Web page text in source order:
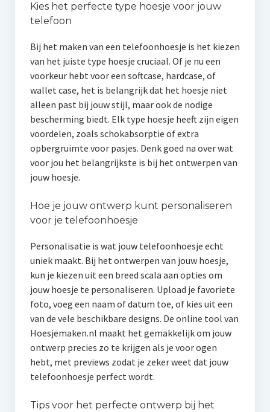
Kies het perfecte type hoesje voor jouw
telefoon
Bij het maken van een telefoonhoesje is het kiezen
van het juiste type hoesje cruciaal. Of je nu een
voorkeur hebt voor een softcase, hardcase, of
wallet case, het is belangrijk dat het hoesje niet
alleen past bij jouw stijl, maar ook de nodige
bescherming biedt. Elk type hoesje heeft zijn eigen
voordelen, zoals schokabsorptie of extra
opbergruimte voor pasjes. Denk goed na over wat
voor jou het belangrijkste is bij het ontwerpen van
jouw hoesje.
Hoe je jouw ontwerp kunt personaliseren
voor je telefoonhoesje
Personalisatie is wat jouw telefoonhoesje echt
uniek maakt. Bij het ontwerpen van jouw hoesje,
kun je kiezen uit een breed scala aan opties om
jouw hoesje te personaliseren. Upload je favoriete
foto, voeg een naam of datum toe, of kies uit een
van de vele beschikbare designs. De online tool van
Hoesjemaken.nl maakt het gemakkelijk om jouw
ontwerp precies zo te krijgen als je voor ogen
hebt, met previews zodat je zeker weet dat jouw
telefoonhoesje perfect wordt.
Tips voor het perfecte ontwerp bij het